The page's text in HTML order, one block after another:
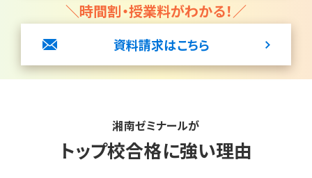
＼時間割・授業料がわかる！／
資料請求はこちら
湘南ゼミナールが
トップ校合格に強い理由